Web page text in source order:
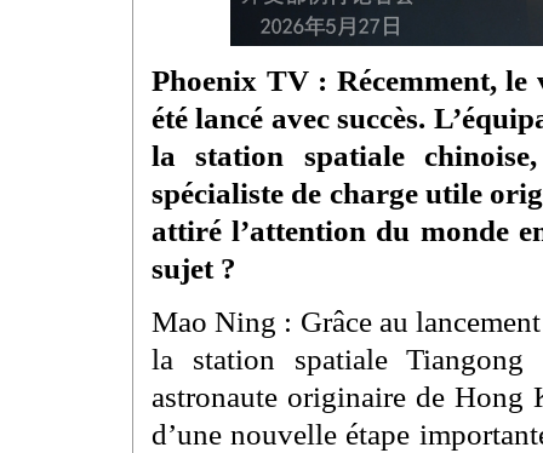
Phoenix TV : Récemment, le
été lancé avec succès.
la station spatiale
spécialiste de charge utile
attiré l’attention du monde
sujet ?
Mao Ning : Grâce au
la station spatiale Tiangong
astronaute originaire de Hong
d’une nouvelle étape